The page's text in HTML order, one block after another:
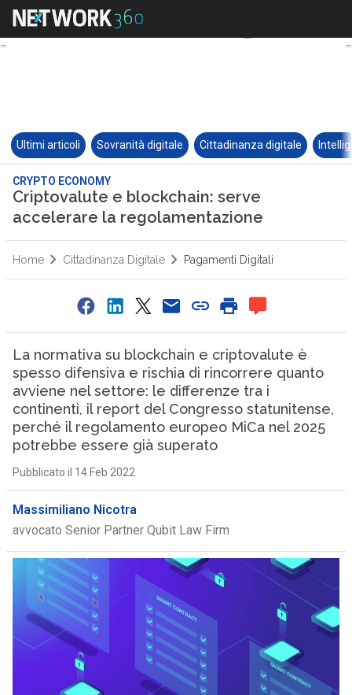
Ultimi articoli Sovranità digitale Cittadinanza digitale
CRYPTO ECONOMY
Criptovalute e blockchain: serve
accelerare la regolamentazione
Home Cittadinanza Digitale Pagamenti Digitali
La normativa su blockchain e criptovalute è
spesso difensiva e rischia di rincorrere quanto
avviene nel settore: le differenze tra i
continenti, il report del Congresso statunitense,
perché il regolamento europeo MiCa nel 2025
potrebbe essere già superato
Pubblicato il 14 Feb 2022
Massimiliano Nicotra
avvocato Senior Partner Qubit Law Firm